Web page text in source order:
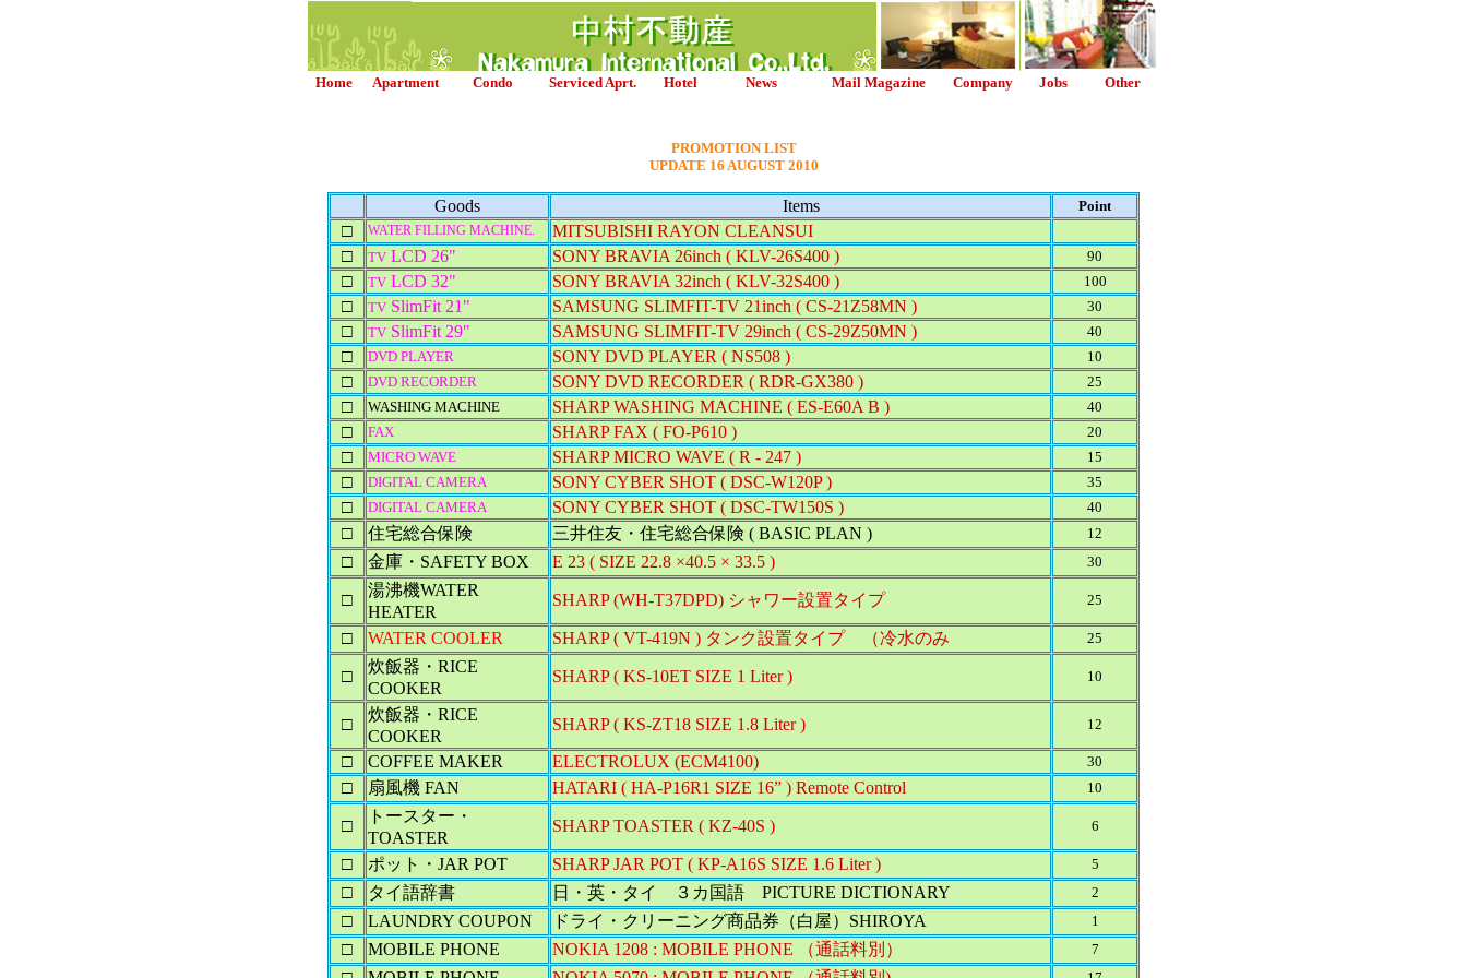
Home Apartment Condo Serviced Aprt. Hotel News Mail Magazine Company Jobs Other
PROMOTION LIST
UPDATE 16 AUGUST 2010
Goods Items Point
□ WATER FILLING MACHINE.
MITSUBISHI RAYON CLEANSUI
□
TV LCD 26" SONY BRAVIA 26inch ( KLV-26S400 ) 90
□ TV LCD 32" SONY BRAVIA 32inch ( KLV-32S400 ) 100
□ TV SlimFit 21" SAMSUNG SLIMFIT-TV 21inch ( CS-21Z58MN ) 30
□ TV SlimFit 29" SAMSUNG SLIMFIT-TV 29inch ( CS-29Z50MN ) 40
□ DVD PLAYER SONY DVD PLAYER ( NS508 ) 10
□ DVD RECORDER SONY DVD RECORDER ( RDR-GX380 ) 25
□ WASHING MACHINE SHARP WASHING MACHINE ( ES-E60A B ) 40
□ FAX SHARP FAX ( FO-P610 ) 20
□ MICRO WAVE SHARP MICRO WAVE ( R - 247 ) 15
□ DIGITAL CAMERA SONY CYBER SHOT ( DSC-W120P ) 35
□ DIGITAL CAMERA SONY CYBER SHOT ( DSC-TW150S ) 40
□ 住宅総合保険 三井住友・住宅総合保険 ( BASIC PLAN ) 12
□ 金庫・SAFETY BOX E 23 ( SIZE 22.8 ×40.5 × 33.5 ) 30
□
湯沸機WATER
HEATER
SHARP (WH-T37DPD) シャワー設置タイプ 25
□ WATER COOLER SHARP ( VT-419N ) タンク設置タイプ （冷水のみ 25
□
炊飯器・RICE
COOKER
SHARP ( KS-10ET SIZE 1 Liter ) 10
□
炊飯器・RICE
COOKER
SHARP ( KS-ZT18 SIZE 1.8 Liter ) 12
□ COFFEE MAKER ELECTROLUX (ECM4100) 30
□ 扇風機 FAN HATARI ( HA-P16R1 SIZE 16” ) Remote Control 10
□
トースター・
TOASTER
SHARP TOASTER ( KZ-40S ) 6
□ ポット・JAR POT SHARP JAR POT ( KP-A16S SIZE 1.6 Liter ) 5
□ タイ語辞書 日・英・タイ ３カ国語 PICTURE DICTIONARY 2
□ LAUNDRY COUPON ドライ・クリーニング商品券（白屋）SHIROYA 1
□ MOBILE PHONE NOKIA 1208 : MOBILE PHONE （通話料別） 7